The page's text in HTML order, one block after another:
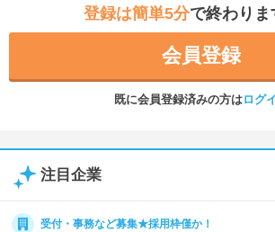
登録は簡単5分で終わりま
会員登録
既に会員登録済みの方はログ
注目企業
受付・事務など募集★採用枠僅か！